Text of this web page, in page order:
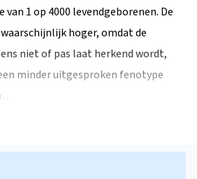
1 op 4000 levendgeborenen. De
hoger, omdat de
niet of pas laat herkend wordt,
minder uitgesproken fenotype